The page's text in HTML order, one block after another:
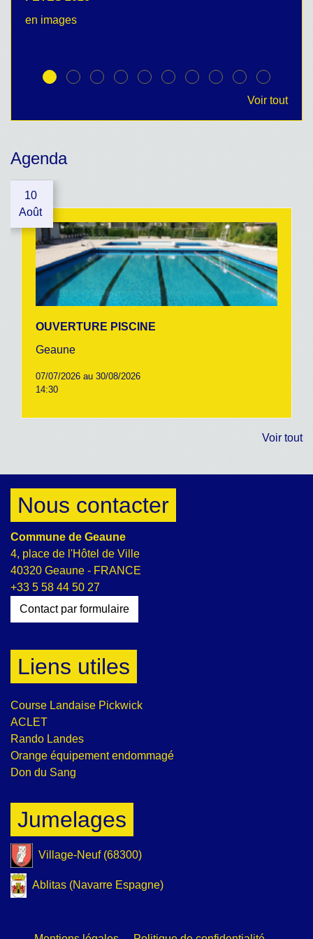
en images
Voir tout
Agenda
10
Août
OUVERTURE PISCINE
Geaune
07/07/2026 au 30/08/2026
14:30
Voir tout
Nous contacter
Commune de Geaune
4, place de l'Hôtel de Ville
40320 Geaune - FRANCE
+33 5 58 44 50 27
Contact par formulaire
Liens utiles
Course Landaise Pickwick
ACLET
Rando Landes
Orange équipement endommagé
Don du Sang
Jumelages
Village-Neuf (68300)
Ablitas (Navarre Espagne)